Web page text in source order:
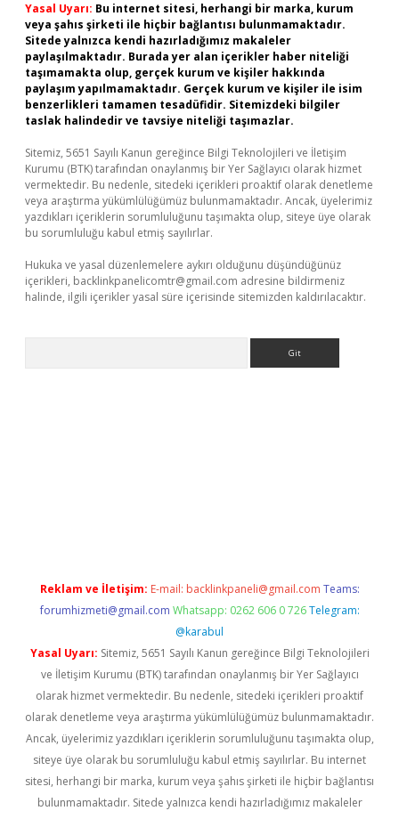
Yasal Uyarı: Bu internet sitesi, herhangi bir marka, kurum
veya şahıs şirketi ile hiçbir bağlantısı bulunmamaktadır.
Sitede yalnızca kendi hazırladığımız makaleler
paylaşılmaktadır. Burada yer alan içerikler haber niteliği
taşımamakta olup, gerçek kurum ve kişiler hakkında
paylaşım yapılmamaktadır. Gerçek kurum ve kişiler ile isim
benzerlikleri tamamen tesadüfidir. Sitemizdeki bilgiler
taslak halindedir ve tavsiye niteliği taşımazlar.
Sitemiz, 5651 Sayılı Kanun gereğince Bilgi Teknolojileri ve İletişim
Kurumu (BTK) tarafından onaylanmış bir Yer Sağlayıcı olarak hizmet
vermektedir. Bu nedenle, sitedeki içerikleri proaktif olarak denetleme
veya araştırma yükümlülüğümüz bulunmamaktadır. Ancak, üyelerimiz
yazdıkları içeriklerin sorumluluğunu taşımakta olup, siteye üye olarak
bu sorumluluğu kabul etmiş sayılırlar.
Hukuka ve yasal düzenlemelere aykırı olduğunu düşündüğünüz
içerikleri, backlinkpanelicomtr@gmail.com adresine bildirmeniz
halinde, ilgili içerikler yasal süre içerisinde sitemizden kaldırılacaktır.
Reklam ve İletişim: E-mail: backlinkpaneli@gmail.com Teams:
forumhizmeti@gmail.com Whatsapp: 0262 606 0 726 Telegram:
@karabul
Yasal Uyarı: Sitemiz, 5651 Sayılı Kanun gereğince Bilgi Teknolojileri
ve İletişim Kurumu (BTK) tarafından onaylanmış bir Yer Sağlayıcı
olarak hizmet vermektedir. Bu nedenle, sitedeki içerikleri proaktif
olarak denetleme veya araştırma yükümlülüğümüz bulunmamaktadır.
Ancak, üyelerimiz yazdıkları içeriklerin sorumluluğunu taşımakta olup,
siteye üye olarak bu sorumluluğu kabul etmiş sayılırlar. Bu internet
sitesi, herhangi bir marka, kurum veya şahıs şirketi ile hiçbir bağlantısı
bulunmamaktadır. Sitede yalnızca kendi hazırladığımız makaleler